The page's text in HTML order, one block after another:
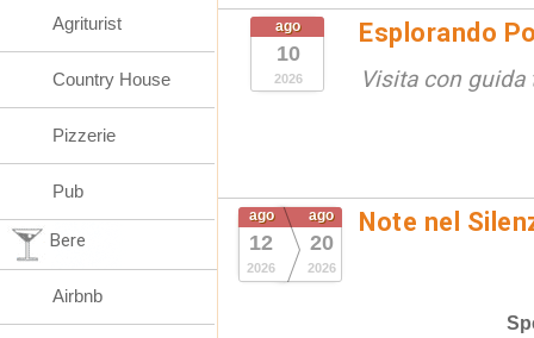
ago
10
2026
Esplorando
Visita con
ago
12
2026
ago
20
2026
Note nel
Agriturist
Country House
Pizzerie
Pub
Bere
Airbnb